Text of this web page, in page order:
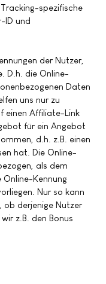
spezifische
ID und
der Nutzer,
D.h. die Online-
Daten
uns nur zu
einen Affiliate-Link
für ein Angebot
d.h. z.B. einen
hat. Die Online-
als dem
Kennung
Nur so kann
ob derjenige Nutzer
z.B. den Bonus